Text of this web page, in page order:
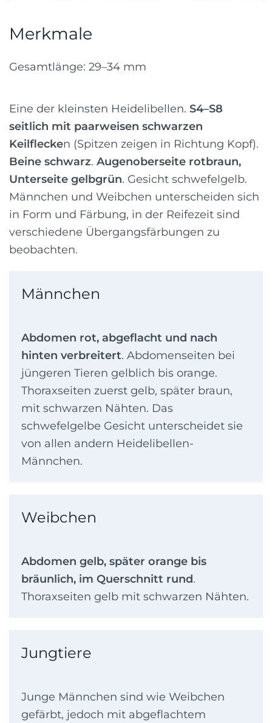
Merkmale
Gesamtlänge: 29–34 mm
Eine der kleinsten Heidelibellen. S4–S8
seitlich mit paarweisen schwarzen
Keilflecken (Spitzen zeigen in Richtung Kopf).
Beine schwarz. Augenoberseite rotbraun,
Unterseite gelbgrün. Gesicht schwefelgelb.
Männchen und Weibchen unterscheiden sich
in Form und Färbung, in der Reifezeit sind
verschiedene Übergangsfärbungen zu
beobachten.
Männchen
Abdomen rot, abgeflacht und nach
hinten verbreitert. Abdomenseiten bei
jüngeren Tieren gelblich bis orange.
Thoraxseiten zuerst gelb, später braun,
mit schwarzen Nähten. Das
schwefelgelbe Gesicht unterscheidet sie
von allen andern Heidelibellen-
Männchen.
Weibchen
Abdomen gelb, später orange bis
bräunlich, im Querschnitt rund.
Thoraxseiten gelb mit schwarzen Nähten.
Jungtiere
Junge Männchen sind wie Weibchen
gefärbt, jedoch mit abgeflachtem